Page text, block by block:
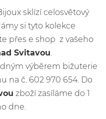
sklízí celosvětový
si tyto kolekce
přes e shop z vašeho
Svitavou
výběrem bižuterie
na č. 602 970 654. Do
zboží zasíláme do 1
dne.